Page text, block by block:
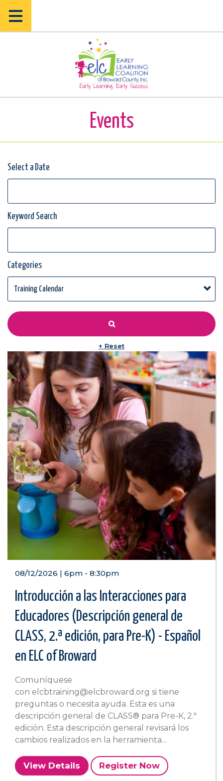
main
main
Events
Select a Date
Keyword Search
Categories
+ Reset
08/12/2026 | 6pm - 8:30pm
Introducción a las Interacciones para
Educadores (Descripción general de
CLASS, 2.ª edición, para Pre-K) - Español
en ELC of Broward
Comuníquese
con elcbtraining@elcbroward.org si tiene
preguntas o necesita ayuda. Esta es una
descripción general de CLASS® para Pre-K, 2.ª
edición. Esta descripción general revisará los
cambios realizados en la herramienta...
View Details Register Now